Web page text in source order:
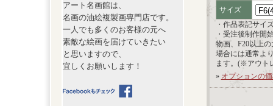
アート名画館は、
名画の油絵複製画専門店です。
一人でも多くのお客様の元へ
素敵な絵画を届けていきたい
と思いますので、
宜しくお願いします！
サイズ
・作品表記サイ
・受注後制作開
物画、F20以上
場合には通常よ
ます。(※アウト
» オプションの